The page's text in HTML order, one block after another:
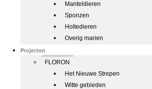
Manteldieren
Sponzen
Holtedieren
Overig marien
Projecten
FLORON
Het Nieuwe Strepen
Witte gebieden